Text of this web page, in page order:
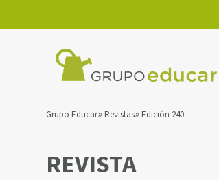
Grupo Educar Revistas Edición 240
REVISTA